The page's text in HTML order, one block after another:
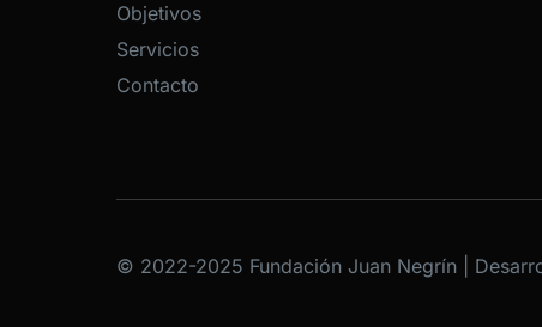
Objetivos
Servicios
Contacto
© 2022-2025 Fundación Juan Negrín |